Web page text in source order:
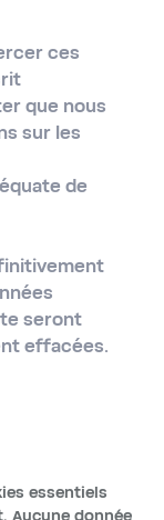
ces
que nous
sur les
de
seront
effacées.
essentiels